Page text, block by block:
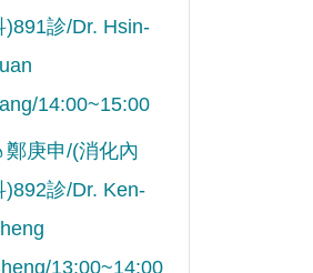
)891診/Dr. Hsin-
14:00~15:00
鄭庚申/(消化內
)892診/Dr. Ken-
13:00~14:00